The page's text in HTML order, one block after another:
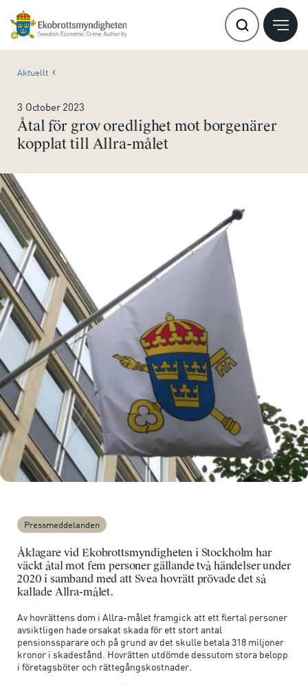
Aktuellt
3 October 2023
Åtal för grov oredlighet mot borgenärer
kopplat till Allra-målet
Pressmeddelanden
Åklagare vid Ekobrottsmyndigheten i Stockholm har
väckt åtal mot fem personer gällande två händelser under
2020 i samband med att Svea hovrätt prövade det så
kallade Allra-målet.
Av hovrättens dom i Allra-målet framgick att ett flertal personer
avsiktligen hade orsakat skada för ett stort antal
pensionssparare och på grund av det skulle betala 318 miljoner
kronor i skadestånd. Hovrätten utdömde dessutom stora belopp
i företagsböter och rättegångskostnader.